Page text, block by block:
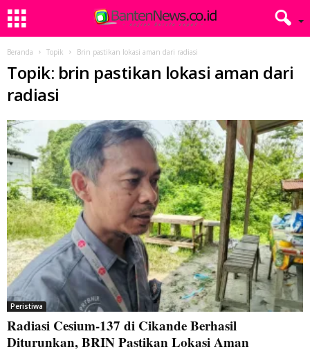
Beranda Topik Brin pastikan lokasi aman dari radiasi
Topik: brin pastikan lokasi aman dari
radiasi
Peristiwa
Radiasi Cesium-137 di Cikande Berhasil
Diturunkan, BRIN Pastikan Lokasi Aman